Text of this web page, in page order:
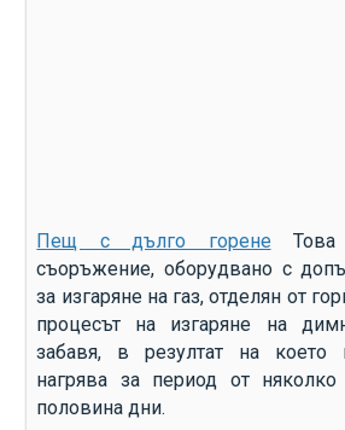
Пещ с дълго горенеТова
съоръжение, оборудвано с
за изгаряне на газ, отделян от
процесът на изгаряне на
забавя, в резултат на което
нагрява за период от
половина дни.